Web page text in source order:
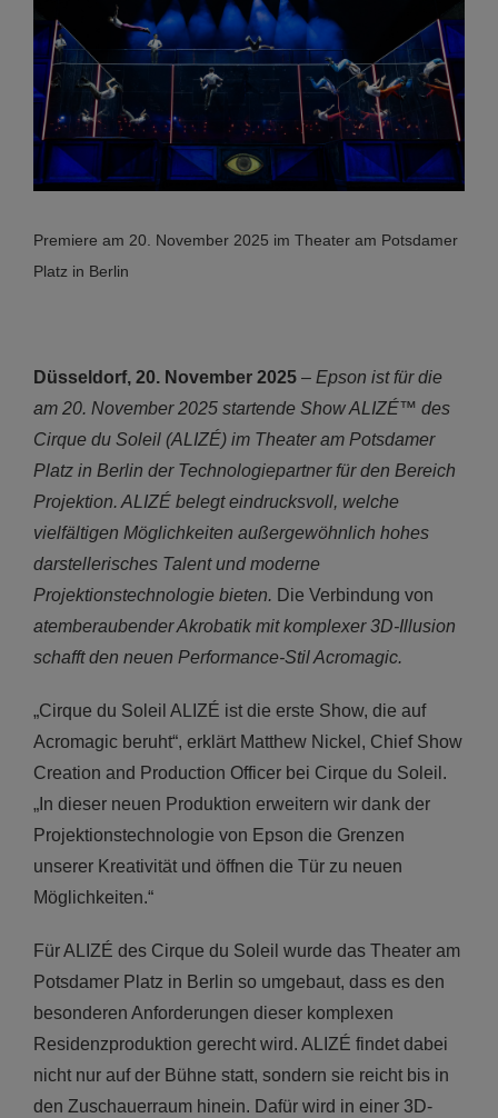
Premiere am 20. November 2025 im Theater am Potsdamer
Platz in Berlin
Düsseldorf, 20. November 2025– Epson ist für die
am 20. November 2025 startende Show ALIZÉ™ des
Cirque du Soleil (ALIZÉ) im Theater am Potsdamer
Platz in Berlin der Technologiepartner für den Bereich
Projektion. ALIZÉ belegt eindrucksvoll, welche
vielfältigen Möglichkeiten außergewöhnlich hohes
darstellerisches Talent und moderne
Projektionstechnologie bieten. Die Verbindung von
atemberaubender Akrobatik mit komplexer 3D-Illusion
schafft den neuen Performance-Stil Acromagic.
„Cirque du Soleil ALIZÉ ist die erste Show, die auf
Acromagic beruht“, erklärt Matthew Nickel, Chief Show
Creation and Production Officer bei Cirque du Soleil.
„In dieser neuen Produktion erweitern wir dank der
Projektionstechnologie von Epson die Grenzen
unserer Kreativität und öffnen die Tür zu neuen
Möglichkeiten.“
Für ALIZÉ des Cirque du Soleil wurde das Theater am
Potsdamer Platz in Berlin so umgebaut, dass es den
besonderen Anforderungen dieser komplexen
Residenzproduktion gerecht wird. ALIZÉ findet dabei
nicht nur auf der Bühne statt, sondern sie reicht bis in
den Zuschauerraum hinein. Dafür wird in einer 3D-